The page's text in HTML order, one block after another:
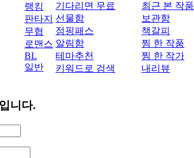
랭킹
판타지
무협
로맨스
BL
일반
기다리면 무료
선물함
점핑패스
알림함
테마추천
키워드로 검색
최근 본 작품
보관함
책갈피
찜 한 작품
찜 한 작가
내리뷰
니다.